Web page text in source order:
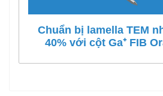
Chuẩn bị lamella TEM
40% với cột Ga⁺ FIB